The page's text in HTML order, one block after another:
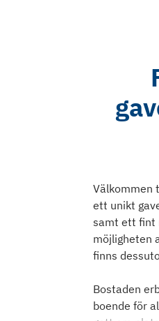
Välkommen
ett unikt
samt ett fint
möjligheten
finns
Bostaden
boende för